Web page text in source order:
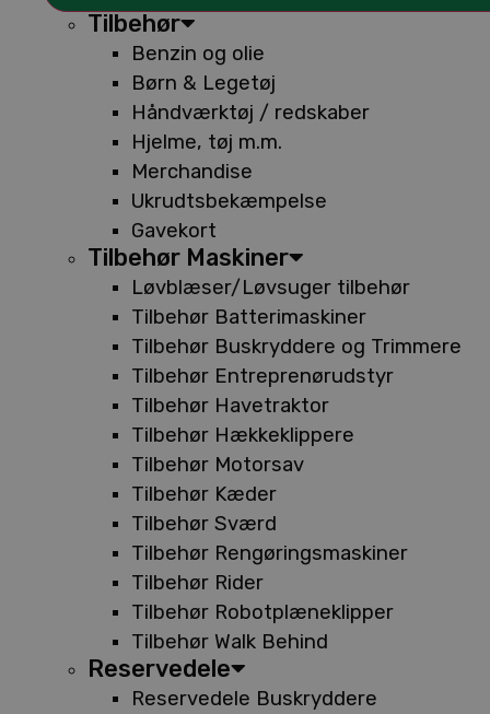
Tilbehør
Benzin og olie
Børn & Legetøj
Håndværktøj / redskaber
Hjelme, tøj m.m.
Merchandise
Ukrudtsbekæmpelse
Gavekort
Tilbehør Maskiner
Løvblæser/Løvsuger tilbehør
Tilbehør Batterimaskiner
Tilbehør Buskryddere og Trimmere
Tilbehør Entreprenørudstyr
Tilbehør Havetraktor
Tilbehør Hækkeklippere
Tilbehør Motorsav
Tilbehør Kæder
Tilbehør Sværd
Tilbehør Rengøringsmaskiner
Tilbehør Rider
Tilbehør Robotplæneklipper
Tilbehør Walk Behind
Reservedele
Reservedele Buskryddere